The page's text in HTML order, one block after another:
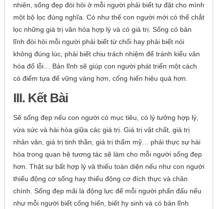
nhiên, sống đẹp đòi hỏi ở mỗi người phải biết tự đặt cho mình
một bộ lọc đúng nghĩa. Có như thế con người mới có thể chắt
lọc những giá trị văn hóa hợp lý và có giá trị. Sống có bản
lĩnh đòi hỏi mỗi người phải biết từ chối hay phải biết nói
không đúng lúc, phải biết chịu trách nhiệm để tránh kiểu văn
hóa đổ lỗi… Bản lĩnh sẽ giúp con người phát triển một cách
có điểm tựa để vững vàng hơn, cống hiến hiệu quả hơn.
III. Kết Bài
Sẽ sống đẹp nếu con người có mục tiêu, có lý tưởng hợp lý,
vừa sức và hài hòa giữa các giá trị. Giá trị vật chất, giá trị
nhân văn, giá trị tinh thần, giá trị thẩm mỹ… phải thực sự hài
hòa trong quan hệ tương tác sẽ làm cho mỗi người sống đẹp
hơn. Thật sự bất hợp lý và thiếu toàn diện nếu như con người
thiếu động cơ sống hay thiếu động cơ đích thực và chân
chính. Sống đẹp mãi là động lực để mỗi người phấn đấu nếu
như mỗi người biết cống hiến, biết hy sinh và có bản lĩnh